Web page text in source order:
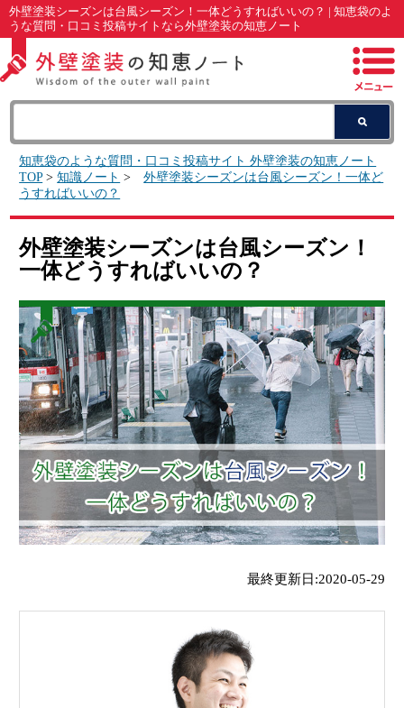
外壁塗装シーズンは台風シーズン！一体どうすればいいの？ | 知恵袋のよ
うな質問・口コミ投稿サイトなら外壁塗装の知恵ノート
知恵袋のような質問・口コミ投稿サイト 外壁塗装の知恵ノート
TOP>知識ノート >
外壁塗装シーズンは台風シーズン！一体ど
うすればいいの？
外壁塗装シーズンは台風シーズン！
一体どうすればいいの？
最終更新日:2020-05-29